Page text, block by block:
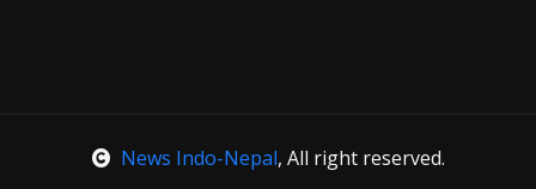
News Indo-Nepal, All right reserved.